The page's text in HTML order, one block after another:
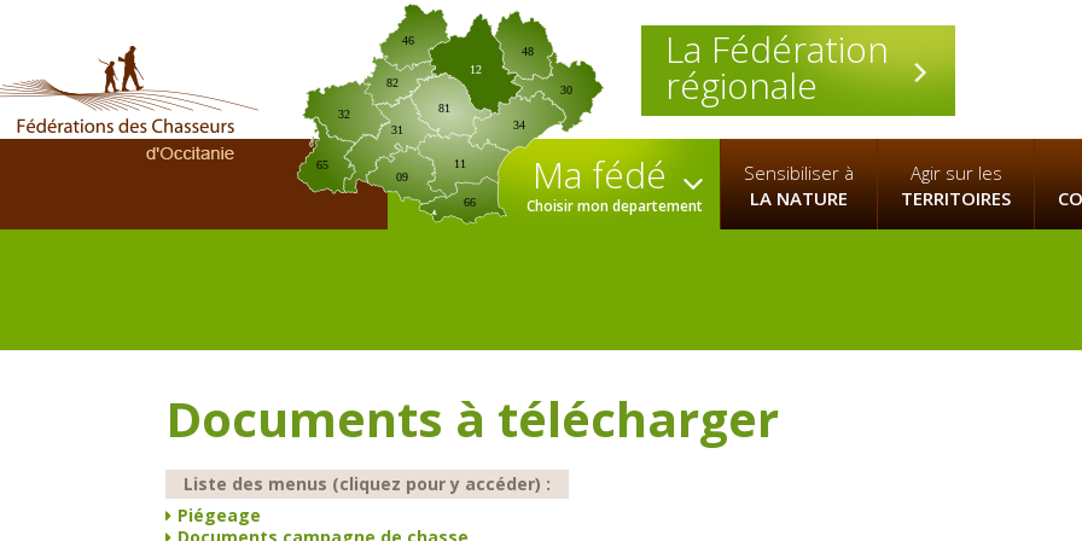
La Fédération
régionale
09
12
30
31
32
34
46
65
66
81
82
11
48
Ma fédé
Choisir mon departement
Sensibiliser à
LA NATURE
Agir sur les
TERRITOIRES
Documents à télécharger
Liste des menus (cliquez pour y accéder) :
Piégeage